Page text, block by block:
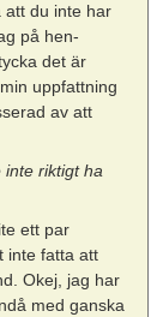
du inte har
på hen-
det är
uppfattning
av att
inte riktigt ha
ett par
inte fatta att
Okej, jag har
med ganska